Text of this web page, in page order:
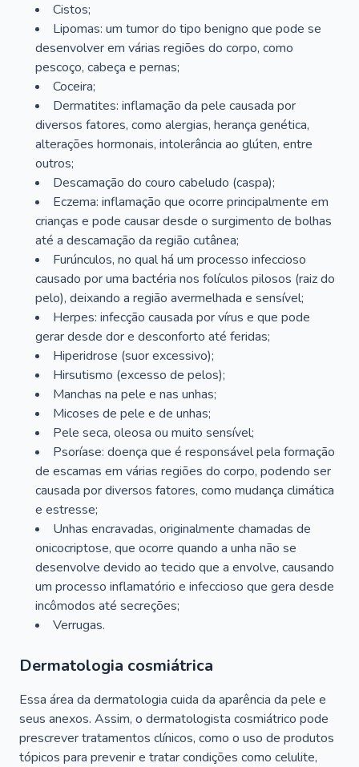
Cistos;
Lipomas: um tumor do tipo benigno que pode se
desenvolver em várias regiões do corpo, como
pescoço, cabeça e pernas;
Coceira;
Dermatites: inflamação da pele causada por
diversos fatores, como alergias, herança genética,
alterações hormonais, intolerância ao glúten, entre
outros;
Descamação do couro cabeludo (caspa);
Eczema: inflamação que ocorre principalmente em
crianças e pode causar desde o surgimento de bolhas
até a descamação da região cutânea;
Furúnculos, no qual há um processo infeccioso
causado por uma bactéria nos folículos pilosos (raiz do
pelo), deixando a região avermelhada e sensível;
Herpes: infecção causada por vírus e que pode
gerar desde dor e desconforto até feridas;
Hiperidrose (suor excessivo);
Hirsutismo (excesso de pelos);
Manchas na pele e nas unhas;
Micoses de pele e de unhas;
Pele seca, oleosa ou muito sensível;
Psoríase: doença que é responsável pela formação
de escamas em várias regiões do corpo, podendo ser
causada por diversos fatores, como mudança climática
e estresse;
Unhas encravadas, originalmente chamadas de
onicocriptose, que ocorre quando a unha não se
desenvolve devido ao tecido que a envolve, causando
um processo inflamatório e infeccioso que gera desde
incômodos até secreções;
Verrugas.
Dermatologia cosmiátrica
Essa área da dermatologia cuida da aparência da pele e
seus anexos. Assim, o dermatologista cosmiátrico pode
prescrever tratamentos clínicos, como o uso de produtos
tópicos para prevenir e tratar condições como celulite,